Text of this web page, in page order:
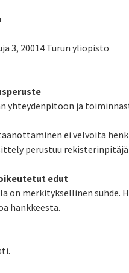
3, 20014 Turun yliopisto
yhteydenpitoon ja
ei velvoita
perustuu
edut
on merkityksellinen suhde.
hankkeesta.